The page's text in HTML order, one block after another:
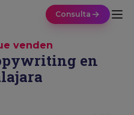
Consulta
venden
en